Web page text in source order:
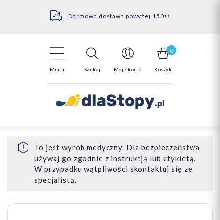
Darmowa dostawa powyżej 150zł
14 Dni na darmowy zwrot*
Menu Szukaj Moje konto
0
Koszyk
To jest wyrób medyczny. Dla bezpieczeństwa
używaj go zgodnie z instrukcją lub etykietą.
W przypadku wątpliwości skontaktuj się ze
specjalistą.